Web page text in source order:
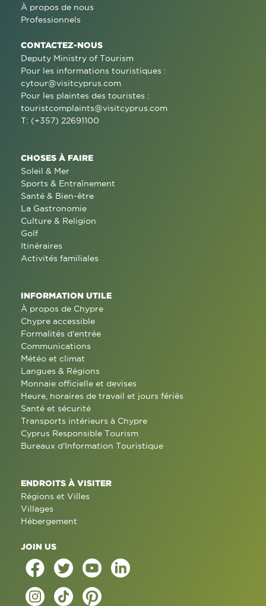
À propos de nous
Professionnels
CONTACTEZ-NOUS
Deputy Ministry of Tourism
Pour les informations touristiques :
cytour@visitcyprus.com
Pour les plaintes des touristes :
touristcomplaints@visitcyprus.com
T: (+357) 22691100
CHOSES À FAIRE
Soleil & Mer
Sports & Entraînement
Santé & Bien-être
La Gastronomie
Culture & Religion
Golf
Itinéraires
Activités familiales
INFORMATION UTILE
À propos de Chypre
Chypre accessible
Formalités d'entrée
Communications
Météo et climat
Langues & Régions
Monnaie officielle et devises
Heure, horaires de travail et jours fériés
Santé et sécurité
Transports intérieurs à Chypre
Cyprus Responsible Tourism
Bureaux d'Information Touristique
ENDROITS À VISITER
Régions et Villes
Villages
Hébergement
JOIN US